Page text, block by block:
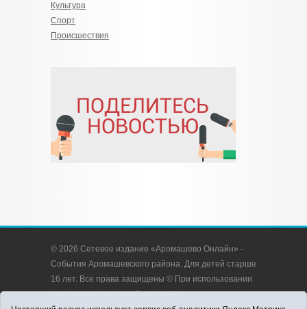
Культура
Спорт
Происшествия
© 2026 Сетевое издание «Аромашево Онлайн» -
События Аромашевского района. Для детей старше
16 лет. Все права защищены © При использовании
материалов ссылка обязательна.